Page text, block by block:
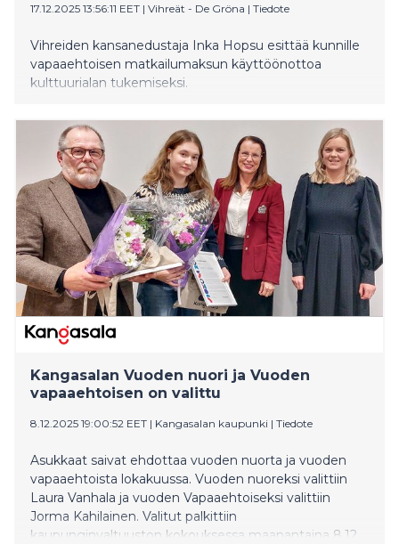
17.12.2025 13:56:11 EET | Vihreät - De Gröna | Tiedote
Vihreiden kansanedustaja Inka Hopsu esittää kunnille
vapaaehtoisen matkailumaksun käyttöönottoa
kulttuurialan tukemiseksi.
Kangasalan Vuoden nuori ja Vuoden
vapaaehtoisen on valittu
8.12.2025 19:00:52 EET | Kangasalan kaupunki | Tiedote
Asukkaat saivat ehdottaa vuoden nuorta ja vuoden
vapaaehtoista lokakuussa. Vuoden nuoreksi valittiin
Laura Vanhala ja vuoden Vapaaehtoiseksi valittiin
Jorma Kahilainen. Valitut palkittiin
kaupunginvaltuuston kokouksessa maanantaina 8.12.